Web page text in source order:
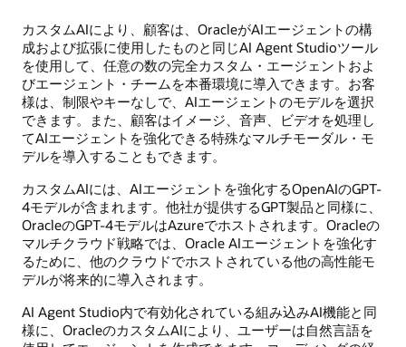
カスタムAIにより、顧客は、OracleがAIエージェントの構
成および拡張に使用したものと同じAI Agent Studioツール
を使用して、任意の数の完全カスタム・エージェントおよ
びエージェント・チームを本番環境に導入できます。お客
様は、制限やキーなしで、AIエージェントのモデルを選択
できます。また、顧客はイメージ、音声、ビデオを処理し
てAIエージェントを強化できる特殊なマルチモーダル・モ
デルを導入することもできます。
カスタムAIには、AIエージェントを強化するOpenAIのGPT-
4モデルが含まれます。他社が提供するGPT製品と同様に、
OracleのGPT-4モデルはAzureでホストされます。Oracleの
マルチクラウド戦略では、Oracle AIエージェントを強化す
るために、他のクラウドでホストされている他の高性能モ
デルが将来的に導入されます。
AI Agent Studio内で有効化されている組み込みAI機能と同
様に、OracleのカスタムAIにより、ユーザーは自然言語を